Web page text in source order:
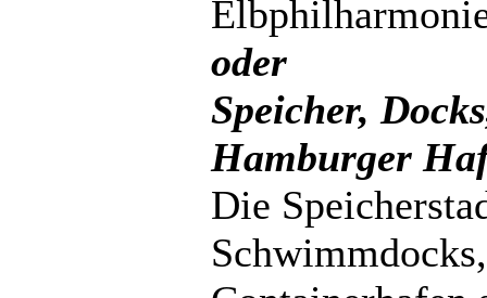
oder
Speicher,
Hamburger
Die